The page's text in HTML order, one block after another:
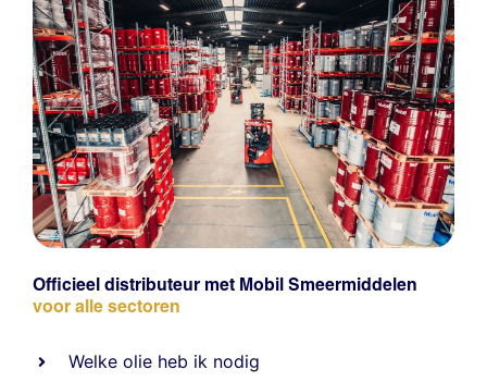
Officieel distributeur met Mobil Smeermiddelen
voor alle sectoren
Welke olie heb ik nodig